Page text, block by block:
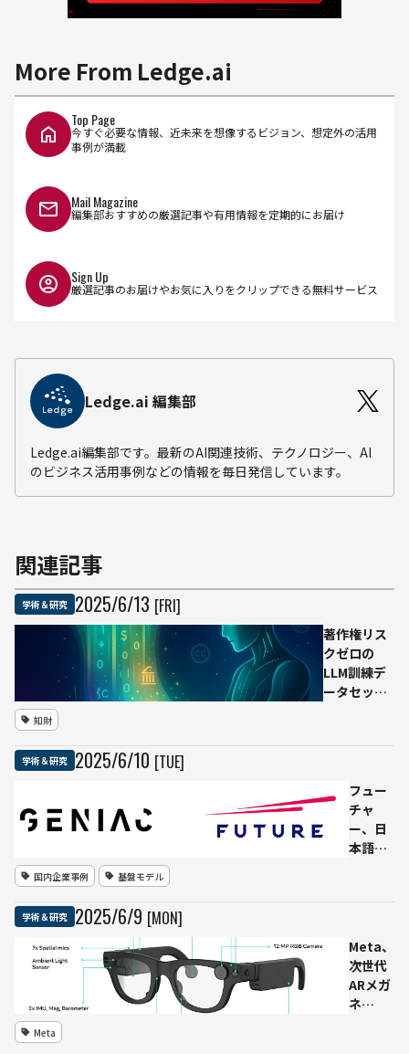
More From Ledge.ai
Top Page
今すぐ必要な情報、近未来を想像するビジョン、想定外の活用
事例が満載
Mail Magazine
編集部おすすめの厳選記事や有用情報を定期的にお届け
Sign Up
厳選記事のお届けやお気に入りをクリップできる無料サービス
Ledge.ai 編集部
Ledge.ai編集部です。最新のAI関連技術、テクノロジー、AI
のビジネス活用事例などの情報を毎日発信しています。
関連記事
学術＆研究 2025/6/13 [FRI]
著作権リス
クゼロの
LLM訓練デ
ータセット
らが公開
知財
学術＆研究 2025/6/10 [TUE]
フュー
チャ
ー、日
本語と
た独自
LLMを
公開
GENIAC
国内企業事例 基盤モデル
学術＆研究 2025/6/9 [MON]
Meta、
次世代
ARメガ
ネ
Meta